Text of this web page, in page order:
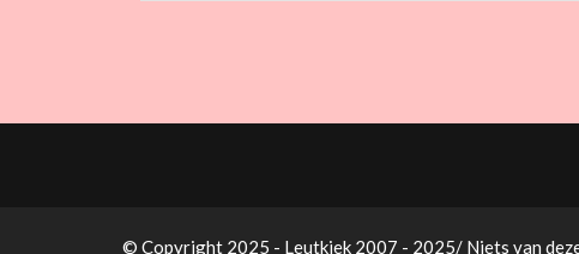
© Copyright 2025 - Leutkiek 2007 - 2025/ Niets van